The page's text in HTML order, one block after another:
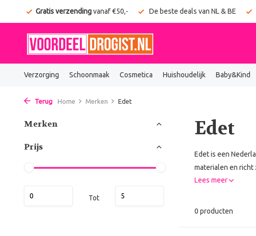
Gratis verzendingvanaf €50,- De beste deals van NL & BE
Verzorging Schoonmaak Cosmetica Huishoudelijk Baby&Kind
Terug Home Merken Edet
Merken
Prijs
Tot
Edet
Edet is een
materialen en richt
Lees meer
0 producten